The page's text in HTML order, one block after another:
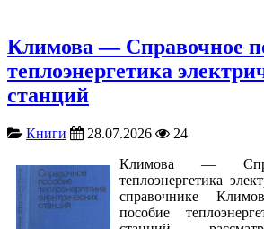
Климова — Справочное
теплоэнергетика
станций
Книги 28.07.2026
24
Климова —
теплоэнергетика
справочнике
пособие